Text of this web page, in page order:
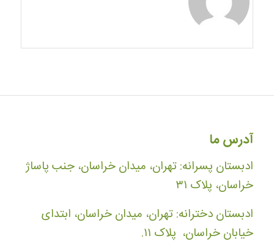
آدرس ما
ادبستان پسرانه: تهران، میدان خراسان، جنب پاساژ
خراسان، پلاک ۳۱
ادبستان دخترانه: تهران، میدان خراسان، ابتدای
خیابان خراسان، پلاک ۱۱.